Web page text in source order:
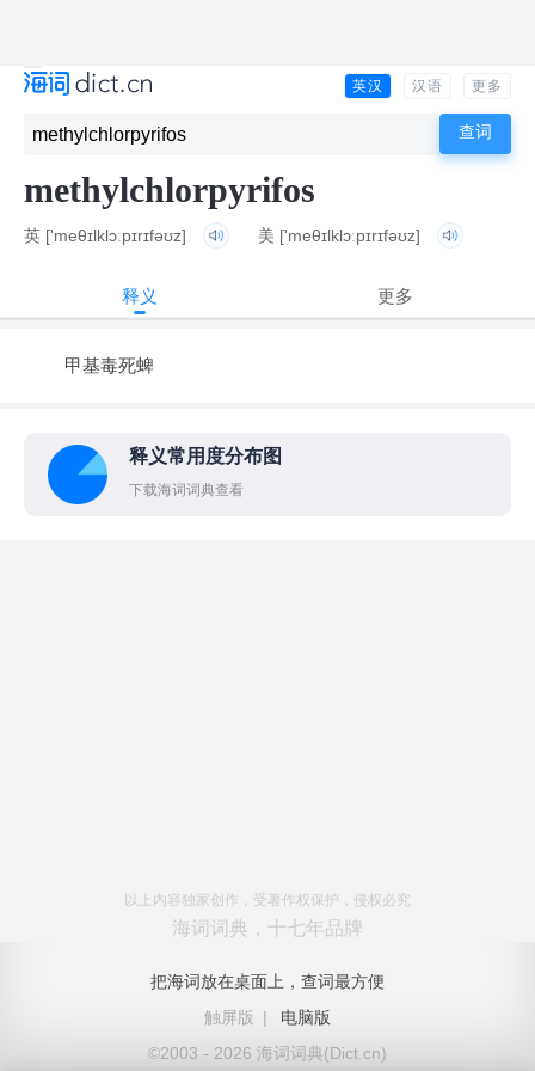
英汉 汉语 更多
methylchlorpyrifos
英 ['meθɪlklɔːpɪrɪfəʊz] 美 ['meθɪlklɔːpɪrɪfəʊz]
释义 更多
甲基毒死蜱
释义常用度分布图
下载海词词典查看
以上内容独家创作，受著作权保护，侵权必究
海词词典，十七年品牌
把海词放在桌面上，查词最方便
触屏版
|
电脑版
©2003 - 2026 海词词典(Dict.cn)